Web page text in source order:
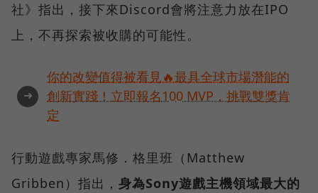
社》指出，接下來Discord會將注意力放在IPO
上，不再探索被收購的可能性。
➜
你的改變值得被看見🔥最具全球市場潛能的
創新實踐！立即報名100 MVP，挑戰雙獎肯
定
行動遊戲專家馬修．格里班（Matthew
Gribben）指出， 身為Sony遊戲主機領域最大的